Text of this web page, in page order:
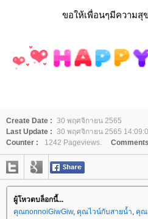
ขอให้เพื่อนๆมีความสุ
Create Date : 30 พฤศจิกายน 2565
Last Update : 30 พฤศจิกายน 2565
Counter :
1242 Pageviews.
ผู้โหวตบล็อกนี้...
คุณnonnoiGiwGiw, คุณไวน์กับสายน้ำ, คุณ